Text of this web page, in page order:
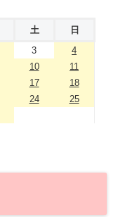
土
日
3
4
10
11
17
18
24
25